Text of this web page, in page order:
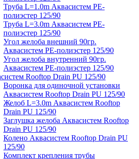
Труба L=1.0m Аквасистем PE-
полиэстер 125/90
Труба L=3.0m Аквасистем PE-
полиэстер 125/90
Угол желоба внешний 90гр.
Аквасистем PE-полиэстер 125/90
Угол желоба внутренний 90гр.
Аквасистем PE-полиэстер 125/90
Rooftop Drain PU 125/90
Воронка для одиночной установки
Аквасистем Rooftop Drain PU 125/90
Желоб L=3.0m Аквасистем Rooftop
Drain PU 125/90
Заглушка желоба Аквасистем Rooftop
Drain PU 125/90
Колено Аквасистем Rooftop Drain PU
125/90
Комплект крепления трубы